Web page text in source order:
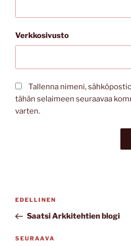
Verkkosivusto
Tallenna nimeni,
tähän selaimeen seuraavaa
varten.
Artikkelien
Edellinen
artikkeli
EDELLINEN
Saatsi Arkkitehtien blogi
Seuraava
SEURAAVA